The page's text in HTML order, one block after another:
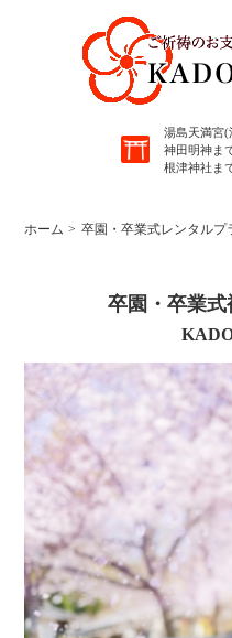
湯島天満宮(
神田明神ま
根津神社ま
ホーム 卒園・卒業式レンタルプ
卒園・卒業